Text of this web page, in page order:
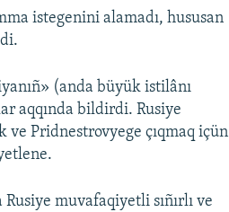
istegenini alamadı, hususan
(anda büyük istilânı
aqqında bildirdi. Rusiye
ve Pridnestrovyege çıqmaq içün
muvafaqiyetli sıñırlı ve